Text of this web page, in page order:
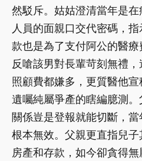
然駁斥。姑姑澄清當年是
人員的面親口交代密碼，
款也是為了支付阿公的醫
反嗆該男對長輩苛刻無禮
照顧費都嫌多，更質醫他
遺囑純屬爭產的瞎編臆測
關係豈是登報就能切斷，當
根本無效。父親更直指兒
房產和存款，如今卻貪得